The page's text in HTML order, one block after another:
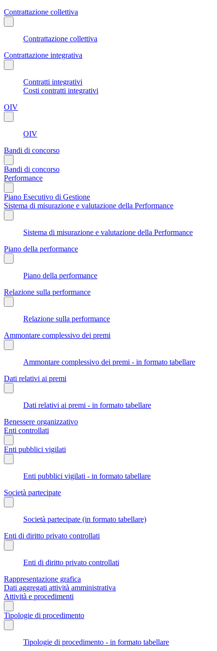
Contrattazione collettiva
Contrattazione collettiva
Contrattazione integrativa
Contratti integrativi
Costi contratti integrativi
OIV
OIV
Bandi di concorso
Bandi di concorso
Performance
Piano Esecutivo di Gestione
Sistema di misurazione e valutazione della Performance
Sistema di misurazione e valutazione della Performance
Piano della performance
Piano della performance
Relazione sulla performance
Relazione sulla performance
Ammontare complessivo dei premi
Ammontare complessivo dei premi - in formato tabellare
Dati relativi ai premi
Dati relativi ai premi - in formato tabellare
Benessere organizzativo
Enti controllati
Enti pubblici vigilati
Enti pubblici vigilati - in formato tabellare
Società partecipate
Società partecipate (in formato tabellare)
Enti di diritto privato controllati
Enti di diritto privato controllati
Rappresentazione grafica
Dati aggregati attività amministrativa
Attività e procedimenti
Tipologie di procedimento
Tipologie di procedimento - in formato tabellare